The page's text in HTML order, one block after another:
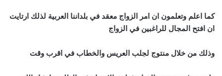
كما اعلم وتعلمون ان امر الزواج معقد في بلداننا العربية لذلك ارتايت
ان افتح المجال للراغبين في الزواج
وذلك من خلال منتوج لجلب العريس والخطاب في اقرب وقت